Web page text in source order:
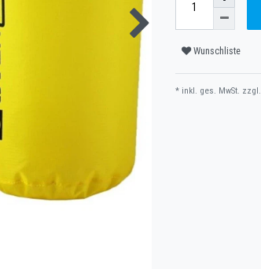
Wunschliste
* inkl. ges. MwSt. zzgl.